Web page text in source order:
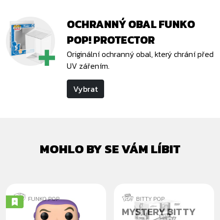
OCHRANNÝ OBAL FUNKO
POP! PROTECTOR
Originální ochranný obal, který chrání před
UV zářením.
Vybrat
MOHLO BY SE VÁM LÍBIT
FUNKO POP
BUZZ LIGHTYEAR
BITTY POP
MYSTERY BITTY